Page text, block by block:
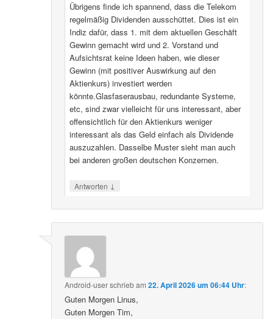
Übrigens finde ich spannend, dass die Telekom
regelmäßig Dividenden ausschüttet. Dies ist ein
Indiz dafür, dass 1. mit dem aktuellen Geschäft
Gewinn gemacht wird und 2. Vorstand und
Aufsichtsrat keine Ideen haben, wie dieser
Gewinn (mit positiver Auswirkung auf den
Aktienkurs) investiert werden
könnte.Glasfaserausbau, redundante Systeme,
etc, sind zwar vielleicht für uns interessant, aber
offensichtlich für den Aktienkurs weniger
interessant als das Geld einfach als Dividende
auszuzahlen. Dasselbe Muster sieht man auch
bei anderen großen deutschen Konzernen.
Antworten ↓
Android-userschriebam22. April 2026 um 06:44 Uhr:
Guten Morgen Linus,
Guten Morgen Tim,